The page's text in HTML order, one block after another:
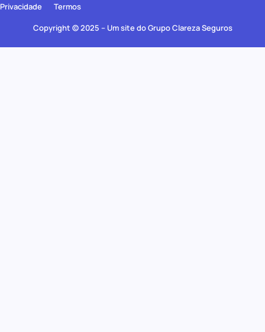
Copyright © 2025 – Um site do Grupo Clareza Seguros
Privacidade Termos